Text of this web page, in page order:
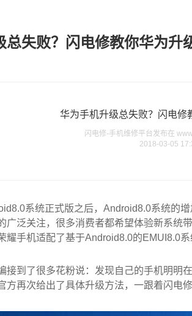
总失败？闪电修教你华为升
华为手机升级总失败？闪电修
闪电修-手机维修平台发布在
2018-03-05
系统正式版之后，Android8.0系统的
广泛关注，很多消费者都希望体验新系统
耀手机适配了基于Android8.0的EMUI8.0系
接到了很多花粉说：发现自己的手机明明
方再次给出了具体升级方法，一跟着闪电修